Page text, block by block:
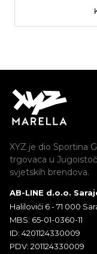
XYZ je dio Sportina
trgovaca u
svjetskih brendova.
AB-LINE d.o.o.
Halilovići 6 - 71 000
MBS: 65-01-0360-11
ID: 4201124330009
PDV: 201124330009